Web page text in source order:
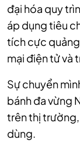
đại hóa quy
áp dụng tiêu
tích cực
mại điện tử và
Sự chuyển
bánh đa vừng
trên thị
dùng.